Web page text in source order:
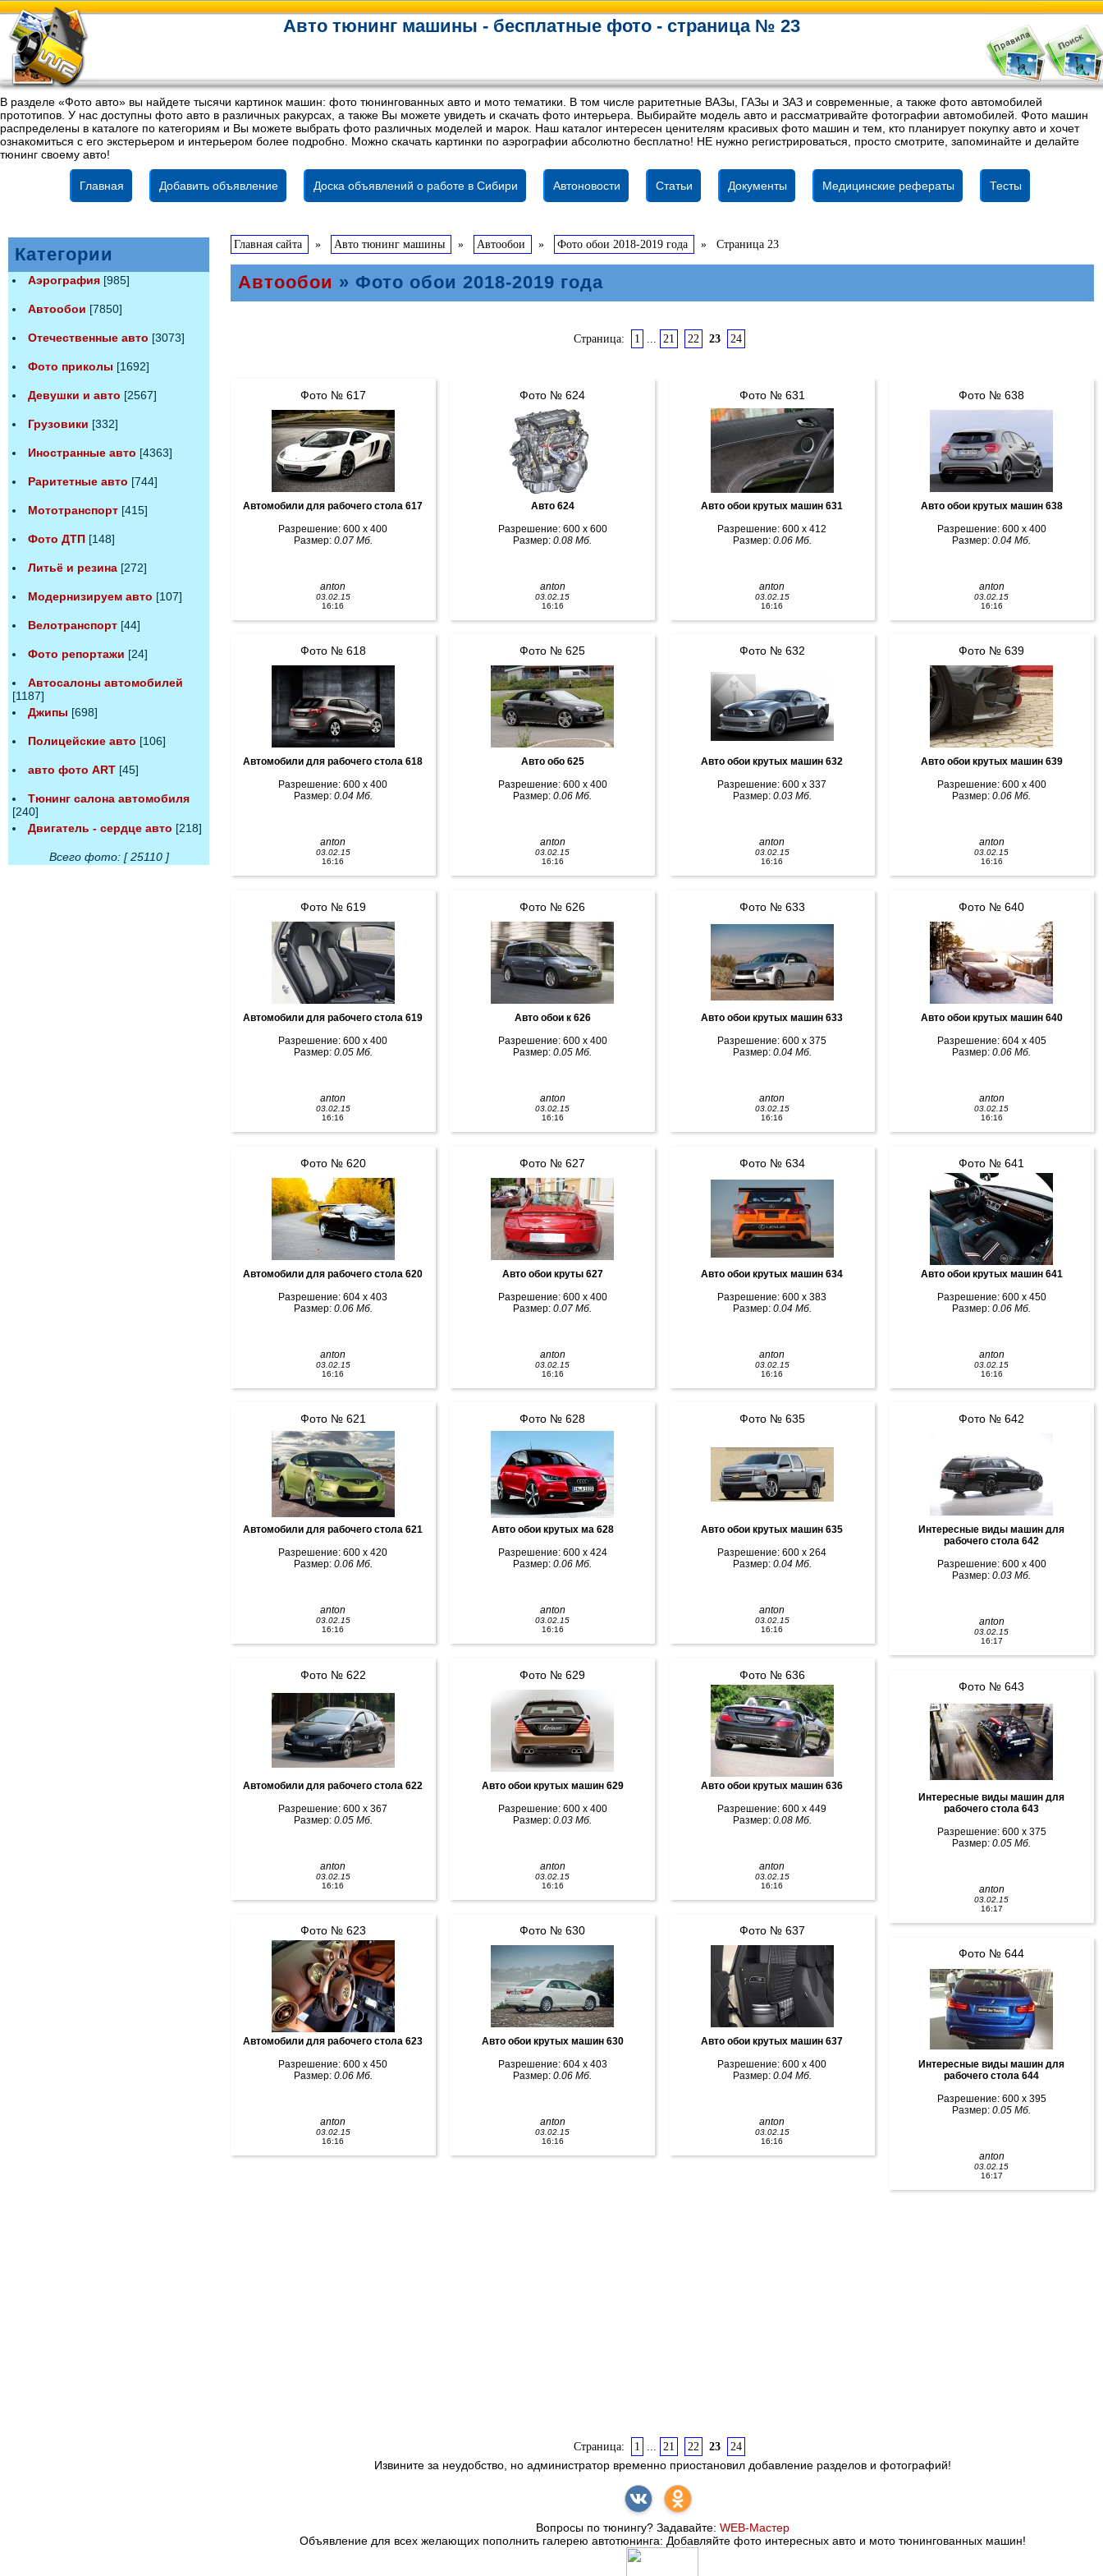
Авто тюнинг машины - бесплатные фото - страница № 23
В разделе «Фото авто» вы найдете тысячи картинок машин: фото тюнингованных авто и мото тематики. В том числе раритетные ВАЗы, ГАЗы и ЗАЗ и современные, а также фото автомобилей
прототипов. У нас доступны фото авто в различных ракурсах, а также Вы можете увидеть и скачать фото интерьера. Выбирайте модель авто и рассматривайте фотографии автомобилей. Фото машин
распределены в каталоге по категориям и Вы можете выбрать фото различных моделей и марок. Наш каталог интересен ценителям красивых фото машин и тем, кто планирует покупку авто и хочет
ознакомиться с его экстерьером и интерьером более подробно. Можно скачать картинки по аэрографии абсолютно бесплатно! НЕ нужно регистрироваться, просто смотрите, запоминайте и делайте
тюнинг своему авто!
Главная Добавить объявление Доска объявлений о работе в Сибири Автоновости Статьи Документы Медицинские рефераты Тесты
Категории
Аэрография [985]
Автообои [7850]
Отечественные авто [3073]
Фото приколы [1692]
Девушки и авто [2567]
Грузовики [332]
Иностранные авто [4363]
Раритетные авто [744]
Мототранспорт [415]
Фото ДТП [148]
Литьё и резина [272]
Модернизируем авто [107]
Велотранспорт [44]
Фото репортажи [24]
Автосалоны автомобилей
[1187]
Джипы [698]
Полицейские авто [106]
авто фото ART [45]
Тюнинг салона автомобиля
[240]
Двигатель - сердце авто [218]
Всего фото: [ 25110 ]
Главная сайта » Авто тюнинг машины » Автообои » Фото обои 2018-2019 года » Страница 23
Автообои » Фото обои 2018-2019 года
Страница: 1 ... 21 22 23 24
Фото № 617
Автомобили для рабочего стола 617
Разрешение: 600 x 400
Размер: 0.07 Мб.
anton
03.02.15
16:16
Фото № 618
Автомобили для рабочего стола 618
Разрешение: 600 x 400
Размер: 0.04 Мб.
anton
03.02.15
16:16
Фото № 619
Автомобили для рабочего стола 619
Разрешение: 600 x 400
Размер: 0.05 Мб.
anton
03.02.15
16:16
Фото № 620
Автомобили для рабочего стола 620
Разрешение: 604 x 403
Размер: 0.06 Мб.
anton
03.02.15
16:16
Фото № 621
Автомобили для рабочего стола 621
Разрешение: 600 x 420
Размер: 0.06 Мб.
anton
03.02.15
16:16
Фото № 622
Автомобили для рабочего стола 622
Разрешение: 600 x 367
Размер: 0.05 Мб.
anton
03.02.15
16:16
Фото № 623
Автомобили для рабочего стола 623
Разрешение: 600 x 450
Размер: 0.06 Мб.
anton
03.02.15
16:16
Фото № 624
Авто 624
Разрешение: 600 x 600
Размер:0.08 Мб.
anton
03.02.15
16:16
Фото № 625
Авто обо 625
Разрешение: 600 x 400
Размер:0.06 Мб.
anton
03.02.15
16:16
Фото № 626
Авто обои к 626
Разрешение: 600 x 400
Размер:0.05 Мб.
anton
03.02.15
16:16
Фото № 627
Авто обои круты 627
Разрешение: 600 x 400
Размер:0.07 Мб.
anton
03.02.15
16:16
Фото № 628
Авто обои крутых ма 628
Разрешение: 600 x 424
Размер:0.06 Мб.
anton
03.02.15
16:16
Фото № 629
Авто обои крутых машин 629
Разрешение: 600 x 400
Размер:0.03 Мб.
anton
03.02.15
16:16
Фото № 630
Авто обои крутых машин 630
Разрешение: 604 x 403
Размер:0.06 Мб.
anton
03.02.15
16:16
Фото № 631
Авто обои крутых машин 631
Разрешение: 600 x 412
Размер: 0.06 Мб.
anton
03.02.15
16:16
Фото № 632
Авто обои крутых машин 632
Разрешение: 600 x 337
Размер: 0.03 Мб.
anton
03.02.15
16:16
Фото № 633
Авто обои крутых машин 633
Разрешение: 600 x 375
Размер: 0.04 Мб.
anton
03.02.15
16:16
Фото № 634
Авто обои крутых машин 634
Разрешение: 600 x 383
Размер: 0.04 Мб.
anton
03.02.15
16:16
Фото № 635
Авто обои крутых машин 635
Разрешение: 600 x 264
Размер: 0.04 Мб.
anton
03.02.15
16:16
Фото № 636
Авто обои крутых машин 636
Разрешение: 600 x 449
Размер: 0.08 Мб.
anton
03.02.15
16:16
Фото № 637
Авто обои крутых машин 637
Разрешение: 600 x 400
Размер: 0.04 Мб.
anton
03.02.15
16:16
Фото № 638
Авто обои крутых машин 638
Разрешение: 600 x 400
Размер:0.04 Мб.
anton
03.02.15
16:16
Фото № 639
Авто обои крутых машин 639
Разрешение: 600 x 400
Размер:0.06 Мб.
anton
03.02.15
16:16
Фото № 640
Авто обои крутых машин 640
Разрешение: 604 x 405
Размер:0.06 Мб.
anton
03.02.15
16:16
Фото № 641
Авто обои крутых машин 641
Разрешение: 600 x 450
Размер:0.06 Мб.
anton
03.02.15
16:16
Фото № 642
Интересные виды машин для
рабочего стола 642
Разрешение: 600 x 400
Размер:0.03 Мб.
anton
03.02.15
16:17
Фото № 643
Интересные виды машин для
рабочего стола 643
Разрешение: 600 x 375
Размер:0.05 Мб.
anton
03.02.15
16:17
Фото № 644
Интересные виды машин для
рабочего стола 644
Разрешение: 600 x 395
Размер:0.05 Мб.
anton
03.02.15
16:17
Страница: 1 ... 21 22 23 24
Извините за неудобство, но администратор временно приостановил добавление разделов и фотографий!
Вопросы по тюнингу? Задавайте: WEB-Мастер
Объявление для всех желающих пополнить галерею автотюнинга: Добавляйте фото интересных авто и мото тюнингованных машин!